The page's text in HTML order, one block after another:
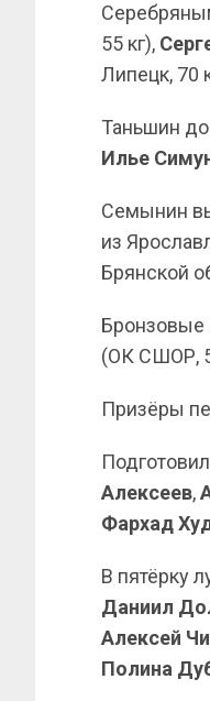
55 кг),
Липецк, 70
Таньшин
Илье
Семынин
из
Брянской
Бронзовые
(ОК СШОР,
Призёры
Алексеев,
Фархад
В пятёрку
Даниил
Алексей
Полина